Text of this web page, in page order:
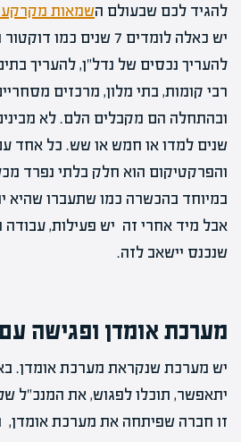
להגיד לכם שבעולם השמאות
יש כאלה לומדים 7 שנים
להעריך נכסים של נדל"ן, להעריך
רבי קומות, בתי מלון, מרכזים
שנים למדו או חמש או שש. כל אחד
והפרקטיקום הוא חלק בלתי נפרד
במיוחד בהכשרה כמו שתעברו שהיא
אבל מיד אחרי זה יש פעילות, עבודה
שנכנס יישאב לזה.
מערכת אומדן ופגישה
יש מערכת שנקראת מערכת אומדן.
יתאפשר, תוכלו לפגוש, את המנכ"ל
זו חברה שפיתחה את מערכת אומדן,